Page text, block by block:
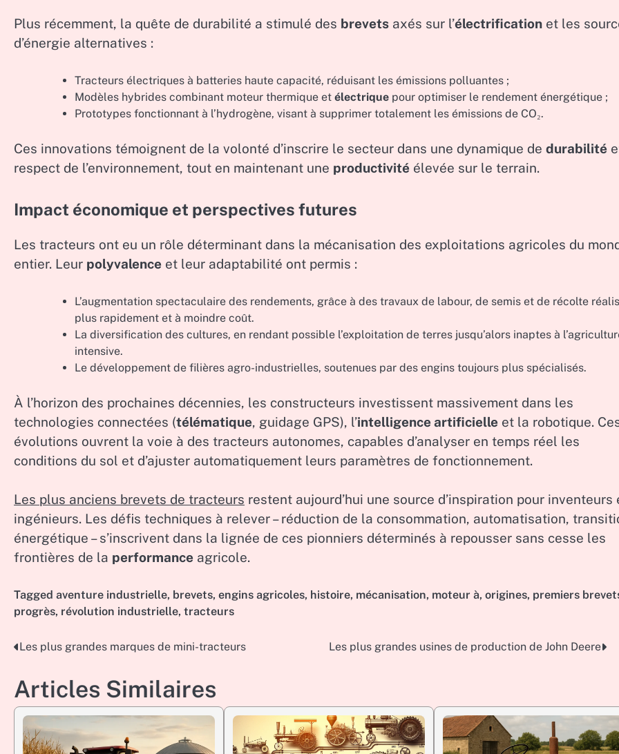
Plus récemment, la quête de durabilité a stimulé des brevets axés sur l’électrification et les
d’énergie alternatives :
Tracteurs électriques à batteries haute capacité, réduisant les émissions polluantes ;
Modèles hybrides combinant moteur thermique et électrique pour optimiser le rendement énergétique ;
Prototypes fonctionnant à l’hydrogène, visant à supprimer totalement les émissions de CO₂.
Ces innovations témoignent de la volonté d’inscrire le secteur dans une dynamique de durabilité
respect de l’environnement, tout en maintenant une productivité élevée sur le terrain.
Impact économique et perspectives futures
Les tracteurs ont eu un rôle déterminant dans la mécanisation des exploitations agricoles du
entier. Leur polyvalence et leur adaptabilité ont permis :
L’augmentation spectaculaire des rendements, grâce à des travaux de labour, de semis et de récolte
plus rapidement et à moindre coût.
La diversification des cultures, en rendant possible l’exploitation de terres jusqu’alors inaptes à
intensive.
Le développement de filières agro-industrielles, soutenues par des engins toujours plus spécialisés.
À l’horizon des prochaines décennies, les constructeurs investissent massivement dans les
technologies connectées (télématique, guidage GPS), l’intelligence artificielle et la robotique.
évolutions ouvrent la voie à des tracteurs autonomes, capables d’analyser en temps réel les
conditions du sol et d’ajuster automatiquement leurs paramètres de fonctionnement.
Les plus anciens brevets de tracteurs restent aujourd’hui une source d’inspiration pour inventeurs
ingénieurs. Les défis techniques à relever – réduction de la consommation, automatisation,
énergétique – s’inscrivent dans la lignée de ces pionniers déterminés à repousser sans cesse les
frontières de la performance agricole.
Tagged aventure industrielle, brevets, engins agricoles, histoire, mécanisation, moteur à, origines, premiers
progrès, révolution industrielle, tracteurs
Post
navigation
Les plus grandes marques de mini-tracteurs Les plus grandes usines de production de John Deere
Articles Similaires